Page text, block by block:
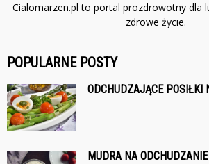
Cialomarzen.pl to portal prozdrowotny dla
zdrowe życie.
POPULARNE POSTY
ODCHUDZAJĄCE POSIŁKI
MUDRA NA ODCHUDZANIE